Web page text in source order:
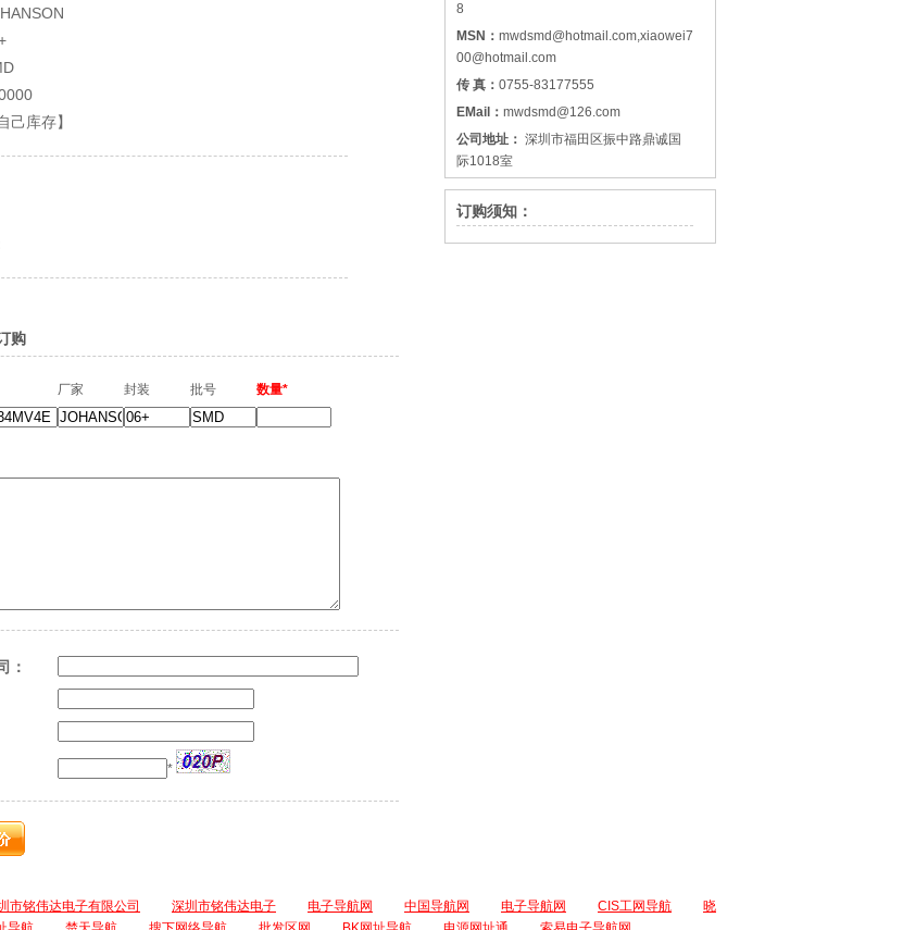
己库存】
购
厂家 封装 批号 数量*
：
*
8
MSN： mwdsmd@hotmail.com,xiaowei7
00@hotmail.com
传 真： 0755-83177555
EMail： mwdsmd@126.com
公司地址： 深圳市福田区振中路鼎诚国
际1018室
订购须知：
市铭伟达电子有限公司 深圳市铭伟达电子 电子导航网 中国导航网 电子导航网 CIS工网导航
晓